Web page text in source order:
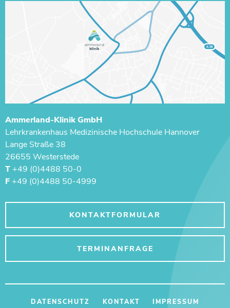
Ammerland-Klinik GmbH
Lehrkrankenhaus ­Medizinische Hochschule Hannover
Lange Straße 38
26655 Westerstede
T +49 (0)4488 50-0
F +49 (0)4488 50-4999
KONTAKTFORMULAR
TERMINANFRAGE
DATENSCHUTZ KONTAKT IMPRESSUM